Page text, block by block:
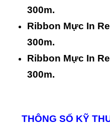
300m.
Ribbon Mực In
300m.
Ribbon Mực In
300m.
THÔNG SỐ KỸ